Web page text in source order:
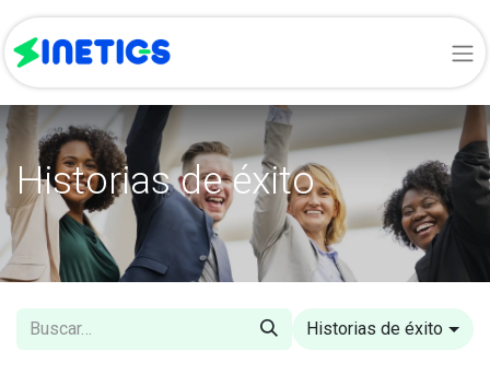
Historias de éxito
Historias de éxito